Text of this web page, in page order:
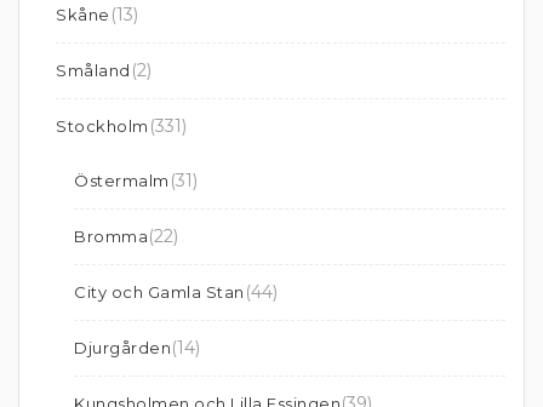
Skåne (13)
Småland (2)
Stockholm (331)
Östermalm (31)
Bromma(22)
City och Gamla Stan (44)
Djurgården(14)